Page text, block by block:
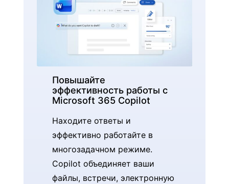
Повышайте
эффективность работы с
Microsoft 365 Copilot
Находите ответы и
эффективно работайте в
многозадачном режиме.
Copilot объединяет ваши
файлы, встречи, электронную